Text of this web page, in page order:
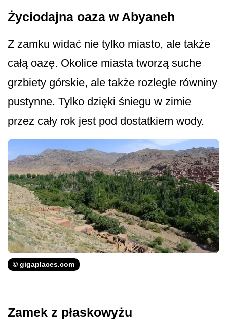
Życiodajna oaza w Abyaneh
Z zamku widać nie tylko miasto, ale także
całą oazę. Okolice miasta tworzą suche
grzbiety górskie, ale także rozległe równiny
pustynne. Tylko dzięki śniegu w zimie
przez cały rok jest pod dostatkiem wody.
© gigaplaces.com
Zamek z płaskowyżu